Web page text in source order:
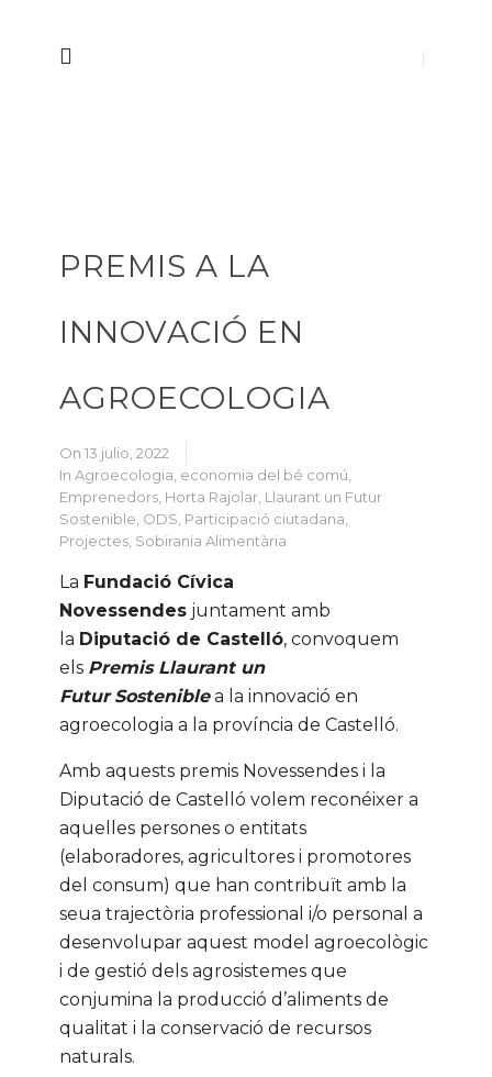
PREMIS A LA
INNOVACIÓ EN
AGROECOLOGIA
On 13 julio, 2022
In Agroecologia economia del bé comú
Emprenedors Horta Rajolar Llaurant un Futur
Sostenible ODS Participació ciutadana
Projectes Sobirania Alimentària
La Fundació Cívica
Novessendes juntament amb
la Diputació de Castelló, convoquem
els Premis Llaurant un
Futur Sosteniblea la innovació en
agroecologia a la província de Castelló.
Amb aquests premis Novessendes i la
Diputació de Castelló volem reconéixer a
aquelles persones o entitats
(elaboradores, agricultores i promotores
del consum) que han contribuït amb la
seua trajectòria professional i/o personal a
desenvolupar aquest model agroecològic
i de gestió dels agrosistemes que
conjumina la producció d’aliments de
qualitat i la conservació de recursos
naturals.